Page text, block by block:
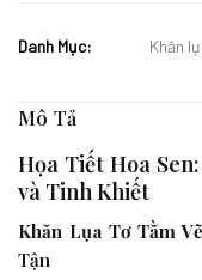
Danh Mục: Khăn
Mô Tả
Họa Tiết Hoa
và Tinh Khiết
Khăn Lụa Tơ Tằm
Tận